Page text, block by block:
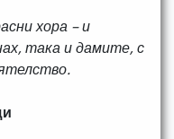
хора – и
така и дамите, с